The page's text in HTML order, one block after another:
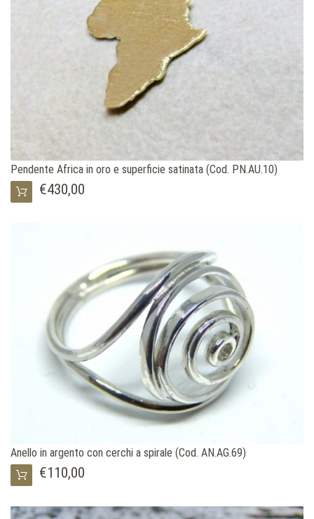
Pendente Africa in oro e superficie satinata (Cod. PN.AU.10)
€430,00
Anello in argento con cerchi a spirale (Cod. AN.AG.69)
€110,00